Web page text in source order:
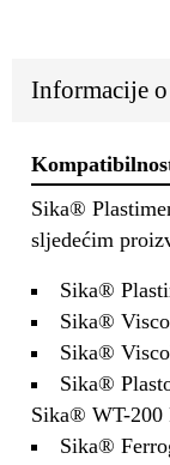
Informacije
Sika®
sljedećim
Sika®
Sika®
Sika®
Sika®
Sika® WT-200
Sika®